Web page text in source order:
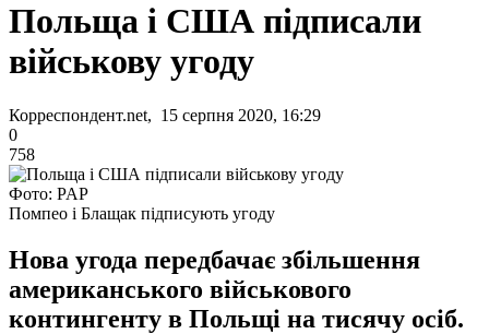
Польща і США підписали
військову угоду
Корреспондент.net, 15 серпня 2020, 16:29
0
758
Фото: PAP
Помпео і Блащак підписують угоду
Нова угода передбачає збільшення
американського військового
контингенту в Польщі на тисячу осіб.